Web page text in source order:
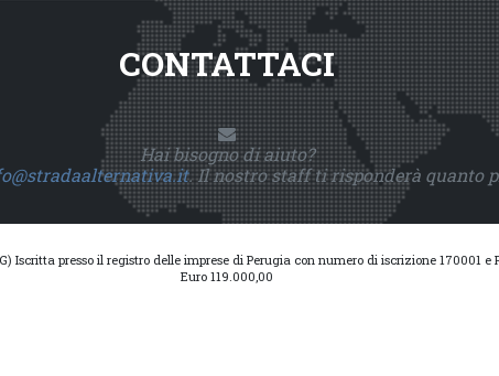
CONTATTACI
Hai bisogno di aiuto?
. Il nostro staff ti risponderà quanto
Iscritta presso il registro delle imprese di Perugia con numero di iscrizione
Euro 119.000,00